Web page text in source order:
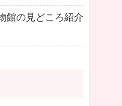
館の見どころ紹介